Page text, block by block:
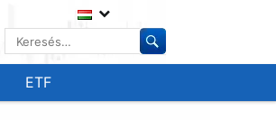
Keresés:
ETF